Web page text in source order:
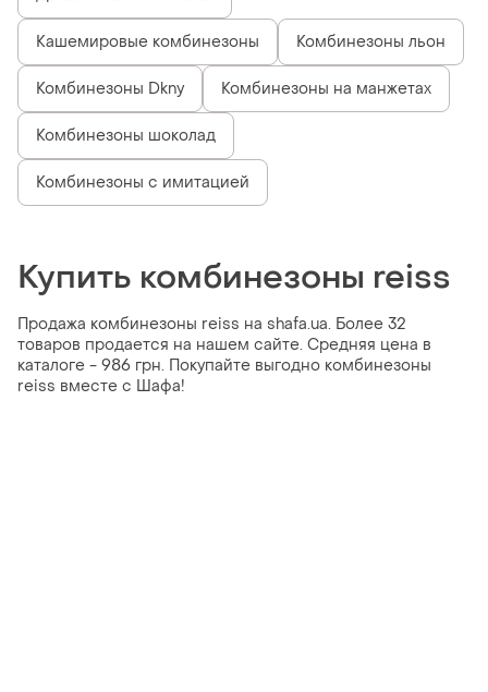
Кашемировые комбинезоны Комбинезоны льон
Комбинезоны Dkny Комбинезоны на манжетах
Комбинезоны шоколад
Комбинезоны с имитацией
Купить комбинезоны reiss
Продажа комбинезоны reiss на shafa.ua. Более 32
товаров продается на нашем сайте. Средняя цена в
каталоге - 986 грн. Покупайте выгодно комбинезоны
reiss вместе с Шафа!